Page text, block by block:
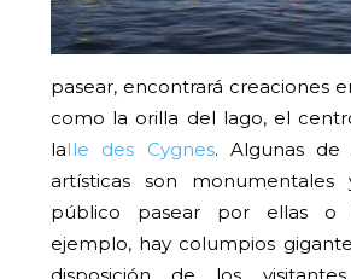
pasear, encontrará creaciones
como la orilla del lago, el
laIle des Cygnes. Algunas de
artísticas son
público pasear por ellas o
ejemplo, hay columpios